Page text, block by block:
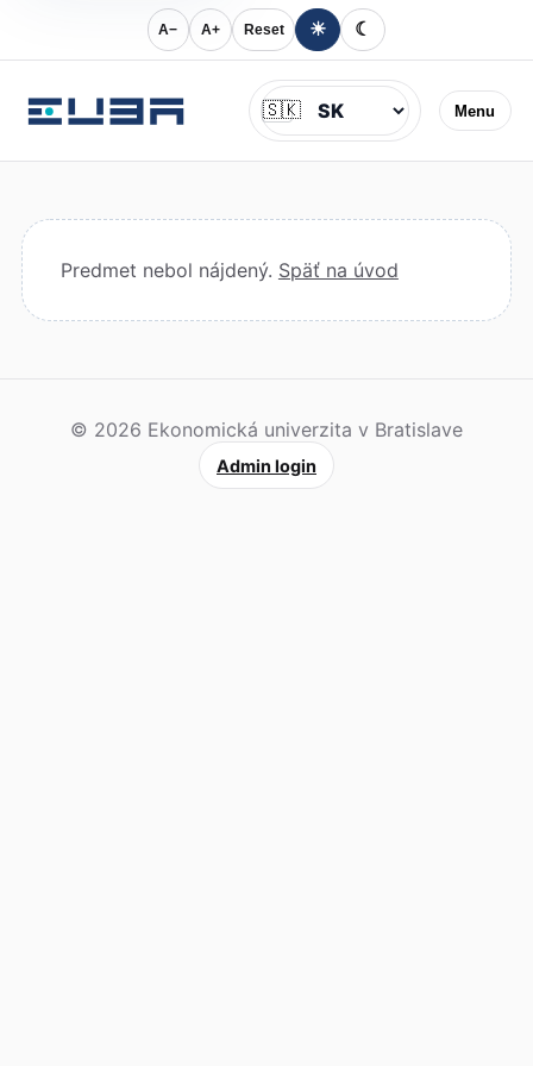
A− A+ Reset ☀ ☾
Menu
Jazyk
🇸🇰
Predmet nebol nájdený. Späť na úvod
© 2026 Ekonomická univerzita v Bratislave
Admin login